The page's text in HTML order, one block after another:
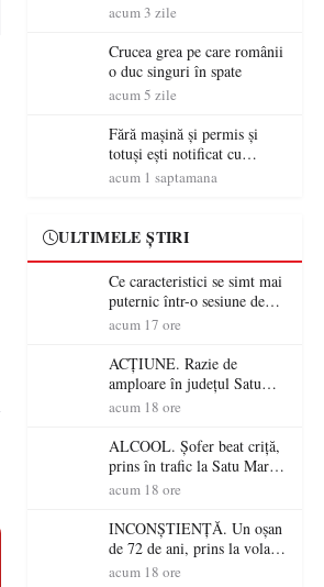
acum 3 zile
Crucea grea pe care românii
o duc singuri în spate
acum 5 zile
Fără mașină și permis și
totuși ești notificat cu
amenzi rutiere…
acum 1 saptamana
ULTIMELE ȘTIRI
Ce caracteristici se simt mai
puternic într-o sesiune de
distracție la sloturi online:
RTP?
acum 17 ore
ACȚIUNE. Razie de
amploare în județul Satu
Mare! Polițiștii au dat sute
șoferi fără permis într-o
singură zi
acum 18 ore
ALCOOL. Șofer beat criță,
prins în trafic la Satu Mare!
Alcoolemie uriașă
acum 18 ore
INCONȘTIENȚĂ. Un oșan
de 72 de ani, prins la volan
fără permis! Polițiștii l-au
acum 18 ore